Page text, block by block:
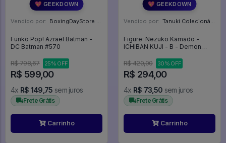
💖 GEEKDOWN
Vendido por: BoxingDayStore - GO
Funko Pop! Azrael Batman -
DC Batman #570
R$ 798,67 25% OFF
R$ 599,00
4x R$ 149,75 sem juros
Frete Grátis
Carrinho
💖 GEEKDOWN
Vendido por: Tanuki Colecionáveis - SP
Figure: Nezuko Kamado -
ICHIBAN KUJI - B - Demon
R$ 420,00
30% OFF
R$ 294,00
4x R$ 73,50 sem juros
Frete Grátis
Carrinho